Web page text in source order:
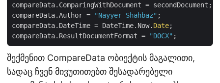
compareData.ComparingWithDocument = secondDocument;
compareData.Author =
"Nayyer Shahbaz" ;
compareData.DateTime = DateTime.Now. Date;
compareData.ResultDocumentFormat =
"DOCX"
შექმენით CompareData ობიექტის მაგალითი,
სადაც ჩვენ მივუთითებთ შესადარებელი